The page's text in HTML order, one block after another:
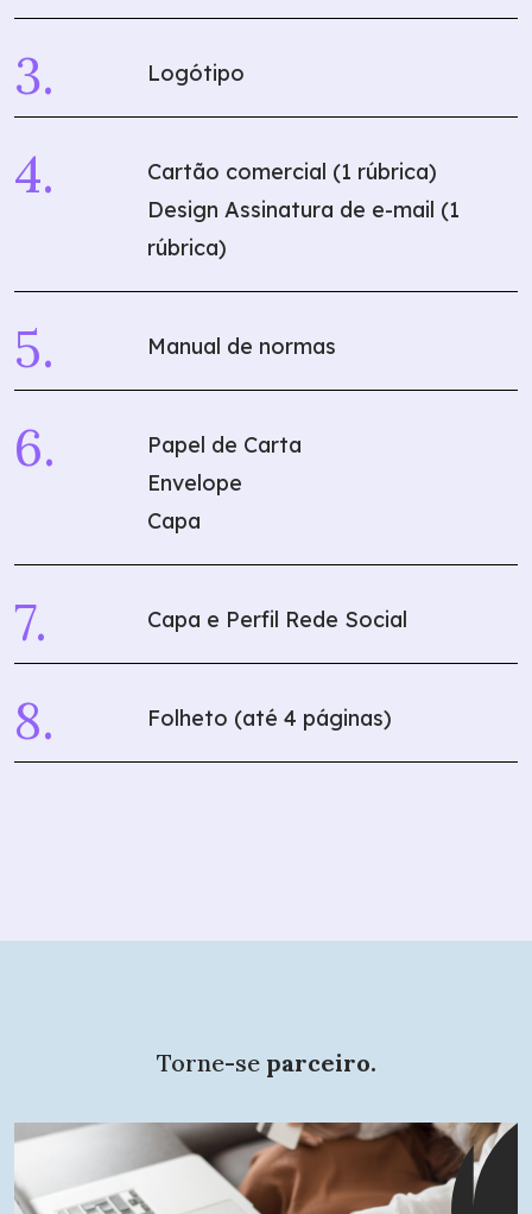
Logótipo
Cartão comercial (1 rúbrica)
Design Assinatura de e-mail (1
rúbrica)
Manual de normas
Papel de Carta
Envelope
Capa
Capa e Perfil Rede Social
Folheto (até 4 páginas)
Torne-se parceiro.